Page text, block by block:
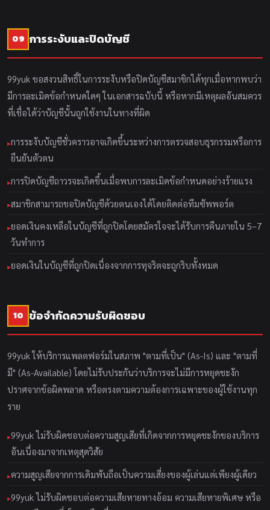
09 การระงับและปิดบัญชี
99yuk ขอสงวนสิทธิ์ในการระงับหรือปิดบัญชีสมาชิกได้ทุกเมื่อหากพบว่า
มีการละเมิดข้อกำหนดใดๆ ในเอกสารฉบับนี้ หรือหากมีเหตุผลอันสมควร
ที่เชื่อได้ว่าบัญชีนั้นถูกใช้งานในทางที่ผิด
การระงับบัญชีชั่วคราวอาจเกิดขึ้นระหว่างการตรวจสอบธุรกรรมหรือการ
ยืนยันตัวตน
การปิดบัญชีถาวรจะเกิดขึ้นเมื่อพบการละเมิดข้อกำหนดอย่างร้ายแรง
สมาชิกสามารถขอปิดบัญชีด้วยตนเองได้โดยติดต่อทีมซัพพอร์ต
ยอดเงินคงเหลือในบัญชีที่ถูกปิดโดยสมัครใจจะได้รับการคืนภายใน 5–7
วันทำการ
ยอดเงินในบัญชีที่ถูกปิดเนื่องจากการทุจริตจะถูกริบทั้งหมด
10 ข้อจำกัดความรับผิดชอบ
99yuk ให้บริการแพลตฟอร์มในสภาพ "ตามที่เป็น" (As-Is) และ "ตามที่
มี" (As-Available) โดยไม่รับประกันว่าบริการจะไม่มีการหยุดชะงัก
ปราศจากข้อผิดพลาด หรือตรงตามความต้องการเฉพาะของผู้ใช้งานทุก
ราย
99yuk ไม่รับผิดชอบต่อความสูญเสียที่เกิดจากการหยุดชะงักของบริการ
อันเนื่องมาจากเหตุสุดวิสัย
ความสูญเสียจากการเดิมพันถือเป็นความเสี่ยงของผู้เล่นแต่เพียงผู้เดียว
99yuk ไม่รับผิดชอบต่อความเสียหายทางอ้อม ความเสียหายพิเศษ หรือ